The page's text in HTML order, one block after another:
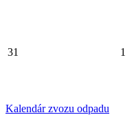
31 1
Kalendár zvozu odpadu